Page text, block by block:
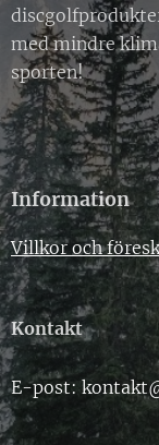
med mindre
sporten!
Information
Villkor och
Kontakt
E-post: